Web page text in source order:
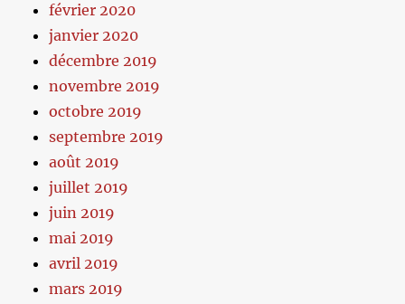
février 2020
janvier 2020
décembre 2019
novembre 2019
octobre 2019
septembre 2019
août 2019
juillet 2019
juin 2019
mai 2019
avril 2019
mars 2019